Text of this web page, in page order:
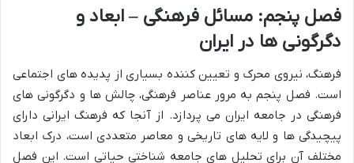
فصل پنجم: مسائل فرهنگی – ابعاد و
دگرگونی ها در ایران
فرهنگ، نیروی محرک و تعیین کننده بسیاری از پدیده های اجتماعی
است. فصل پنجم به مرور عناصر فرهنگی، چالش ها و دگرگونی های
فرهنگی در جامعه ایران می پردازد. از آنجا که فرهنگ ایرانی دارای
پیچیدگی ها و لایه های تاریخی و معاصر متعددی است، درک ابعاد
مختلف آن برای تحلیل های جامعه شناختی حیاتی است. این فصل